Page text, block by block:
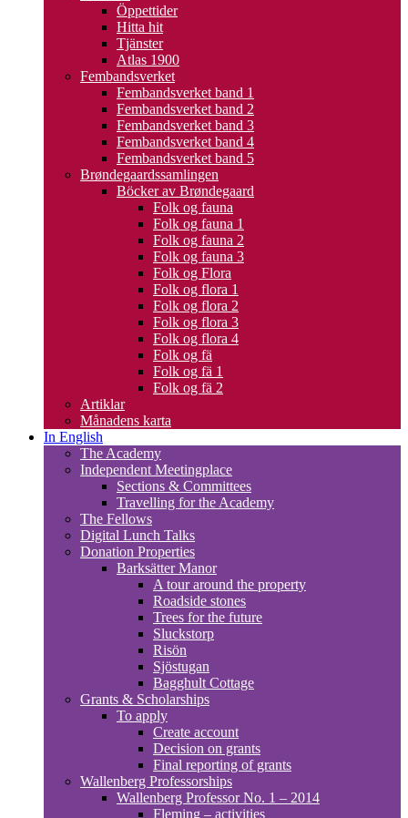
Öppettider
Hitta hit
Tjänster
Atlas 1900
Fembandsverket
Fembandsverket band 1
Fembandsverket band 2
Fembandsverket band 3
Fembandsverket band 4
Fembandsverket band 5
Brøndegaardssamlingen
Böcker av Brøndegaard
Folk og fauna
Folk og fauna 1
Folk og fauna 2
Folk og fauna 3
Folk og Flora
Folk og flora 1
Folk og flora 2
Folk og flora 3
Folk og flora 4
Folk og fä
Folk og fä 1
Folk og fä 2
Artiklar
Månadens karta
In English
The Academy
Independent Meetingplace
Sections & Committees
Travelling for the Academy
The Fellows
Digital Lunch Talks
Donation Properties
Barksätter Manor
A tour around the property
Roadside stones
Trees for the future
Sluckstorp
Risön
Sjöstugan
Bagghult Cottage
Grants & Scholarships
To apply
Create account
Decision on grants
Final reporting of grants
Wallenberg Professorships
Wallenberg Professor No. 1 – 2014
Fleming – activities